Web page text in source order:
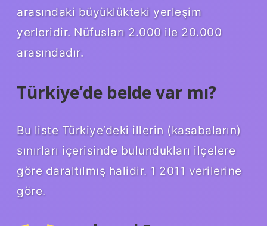
arasındaki büyüklükteki yerleşim
yerleridir. Nüfusları 2.000 ile 20.000
arasındadır.
Türkiye’de belde var mı?
Bu liste Türkiye’deki illerin (kasabaların)
sınırları içerisinde bulundukları ilçelere
göre daraltılmış halidir. 1 2011 verilerine
göre.